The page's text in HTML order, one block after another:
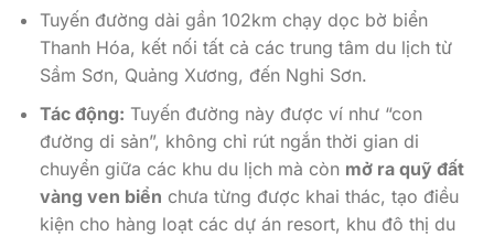
Tuyến đường dài gần 102km chạy dọc bờ biển
Thanh Hóa, kết nối tất cả các trung tâm du lịch từ
Sầm Sơn, Quảng Xương, đến Nghi Sơn.
Tác động: Tuyến đường này được ví như “con
đường di sản”, không chỉ rút ngắn thời gian di
chuyển giữa các khu du lịch mà còn mở ra quỹ đất
vàng ven biển chưa từng được khai thác, tạo điều
kiện cho hàng loạt các dự án resort, khu đô thị du